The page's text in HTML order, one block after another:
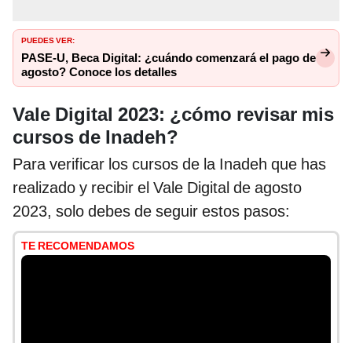
PUEDES VER:
PASE-U, Beca Digital: ¿cuándo comenzará el pago de
agosto? Conoce los detalles
Vale Digital 2023: ¿cómo revisar mis
cursos de Inadeh?
Para verificar los cursos de la Inadeh que has
realizado y recibir el Vale Digital de agosto
2023, solo debes de seguir estos pasos:
TE RECOMENDAMOS